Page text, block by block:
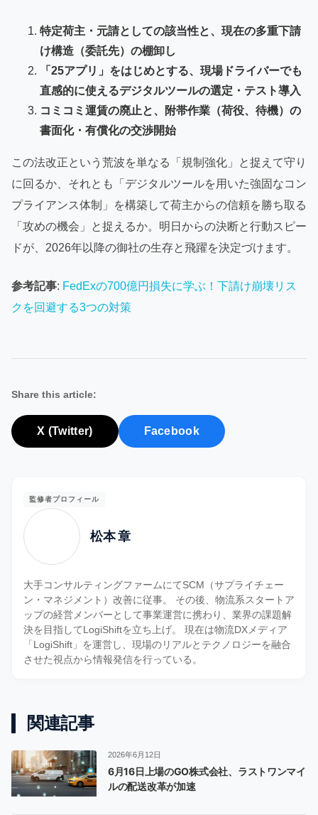
特定荷主・元請としての該当性と、現在の多重下請
け構造（委託先）の棚卸し
「25アプリ」をはじめとする、現場ドライバーでも
直感的に使えるデジタルツールの選定・テスト導入
コミコミ運賃の廃止と、附帯作業（荷役、待機）の
書面化・有償化の交渉開始
この法改正という荒波を単なる「規制強化」と捉えて守り
に回るか、それとも「デジタルツールを用いた強固なコン
プライアンス体制」を構築して荷主からの信頼を勝ち取る
「攻めの機会」と捉えるか。明日からの決断と行動スピー
ドが、2026年以降の御社の生存と飛躍を決定づけます。
参考記事: FedExの700億円損失に学ぶ！下請け崩壊リス
クを回避する3つの対策
Share this article:
X (Twitter) Facebook
監修者プロフィール
松本 章
大手コンサルティングファームにてSCM（サプライチェー
ン・マネジメント）改善に従事。 その後、物流系スタートア
ップの経営メンバーとして事業運営に携わり、業界の課題解
決を目指してLogiShiftを立ち上げ。 現在は物流DXメディア
「LogiShift」を運営し、現場のリアルとテクノロジーを融合
させた視点から情報発信を行っている。
関連記事
2026年6月12日
6月16日上場のGO株式会社、ラストワンマイ
ルの配送改革が加速